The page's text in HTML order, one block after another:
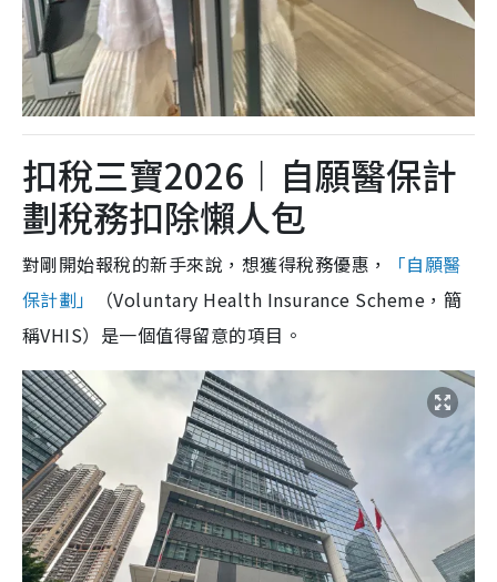
扣稅三寶2026︱自願醫保計
劃稅務扣除懶人包
對剛開始報稅的新手來說，想獲得稅務優惠，
「自願醫
保計劃」
（Voluntary Health Insurance Scheme，簡
稱VHIS）是一個值得留意的項目。